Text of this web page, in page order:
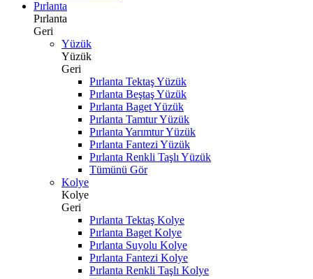
Pırlanta
Pırlanta
Geri
Yüzük
Yüzük
Geri
Pırlanta Tektaş Yüzük
Pırlanta Beştaş Yüzük
Pırlanta Baget Yüzük
Pırlanta Tamtur Yüzük
Pırlanta Yarımtur Yüzük
Pırlanta Fantezi Yüzük
Pırlanta Renkli Taşlı Yüzük
Tümünü Gör
Kolye
Kolye
Geri
Pırlanta Tektaş Kolye
Pırlanta Baget Kolye
Pırlanta Suyolu Kolye
Pırlanta Fantezi Kolye
Pırlanta Renkli Taşlı Kolye